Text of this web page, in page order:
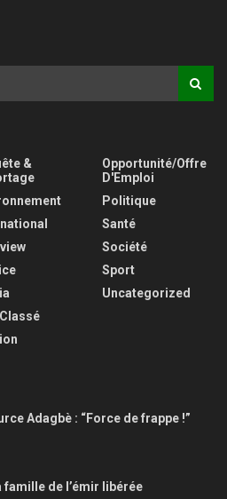
&
Opportunité/Offre
D'Emploi
Politique
Santé
Société
Sport
Uncategorized
Adagbè : “Force de frappe !”
famille de l’émir libérée